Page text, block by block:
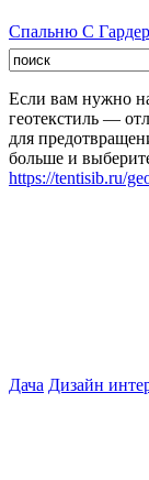
Спальню С
Если вам нужно
геотекстиль —
для
больше и
https://tentisib.ru/
Дача Дизайн